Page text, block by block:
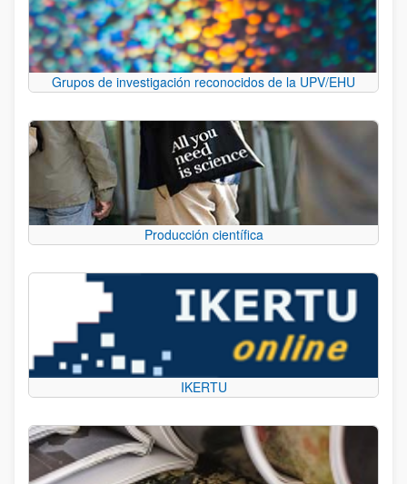
Grupos de investigación reconocidos de la UPV/EHU
Producción científica
IKERTU